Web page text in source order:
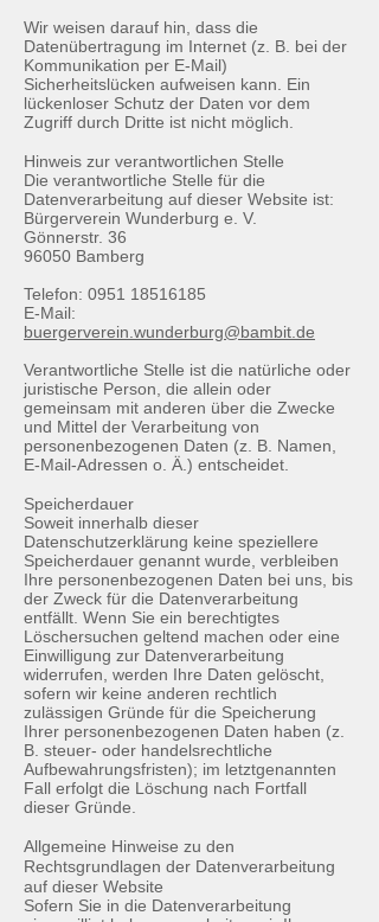
Wir weisen darauf hin, dass die
Datenübertragung im Internet (z. B. bei der
Kommunikation per E-Mail)
Sicherheitslücken aufweisen kann. Ein
lückenloser Schutz der Daten vor dem
Zugriff durch Dritte ist nicht möglich.
Hinweis zur verantwortlichen Stelle
Die verantwortliche Stelle für die
Datenverarbeitung auf dieser Website ist:
Bürgerverein Wunderburg e. V.
Gönnerstr. 36
96050 Bamberg
Telefon: 0951 18516185
E-Mail:
buergerverein.wunderburg@bambit.de
Verantwortliche Stelle ist die natürliche oder
juristische Person, die allein oder
gemeinsam mit anderen über die Zwecke
und Mittel der Verarbeitung von
personenbezogenen Daten (z. B. Namen,
E-Mail-Adressen o. Ä.) entscheidet.
Speicherdauer
Soweit innerhalb dieser
Datenschutzerklärung keine speziellere
Speicherdauer genannt wurde, verbleiben
Ihre personenbezogenen Daten bei uns, bis
der Zweck für die Datenverarbeitung
entfällt. Wenn Sie ein berechtigtes
Löschersuchen geltend machen oder eine
Einwilligung zur Datenverarbeitung
widerrufen, werden Ihre Daten gelöscht,
sofern wir keine anderen rechtlich
zulässigen Gründe für die Speicherung
Ihrer personenbezogenen Daten haben (z.
B. steuer- oder handelsrechtliche
Aufbewahrungsfristen); im letztgenannten
Fall erfolgt die Löschung nach Fortfall
dieser Gründe.
Allgemeine Hinweise zu den
Rechtsgrundlagen der Datenverarbeitung
auf dieser Website
Sofern Sie in die Datenverarbeitung